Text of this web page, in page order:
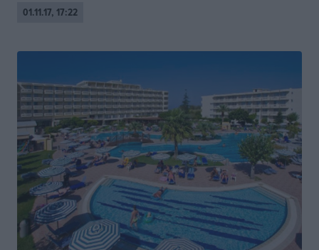
01.11.17, 17:22